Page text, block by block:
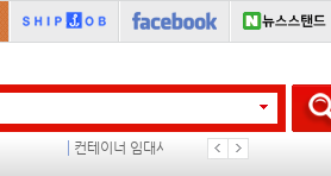
컨테이너 임대사 석도